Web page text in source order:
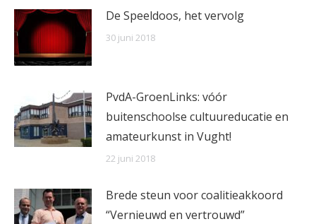
De Speeldoos, het vervolg
30 juni 2018
PvdA-GroenLinks: vóór
buitenschoolse cultuureducatie en
amateurkunst in Vught!
22 juni 2018
Brede steun voor coalitieakkoord
“Vernieuwd en vertrouwd”